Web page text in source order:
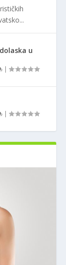
u
|
|